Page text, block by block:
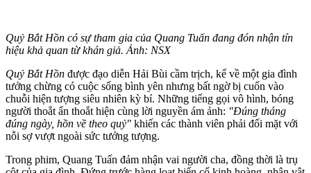
Quỷ Bắt Hồn có sự tham gia của Quang Tuấn đang đón nhận tín
hiệu khả quan từ khán giả. Ảnh: NSX
Quỷ Bắt Hồn được đạo diễn Hải Bùi cầm trịch, kể về một gia đình
tưởng chừng có cuộc sống bình yên nhưng bất ngờ bị cuốn vào
chuỗi hiện tượng siêu nhiên kỳ bí. Những tiếng gọi vô hình, bóng
người thoắt ẩn thoắt hiện cùng lời nguyền ám ảnh: "Đúng tháng
đúng ngày, hồn về theo quỷ" khiến các thành viên phải đối mặt với
nỗi sợ vượt ngoài sức tưởng tượng.
Trong phim, Quang Tuấn đảm nhận vai người cha, đồng thời là trụ